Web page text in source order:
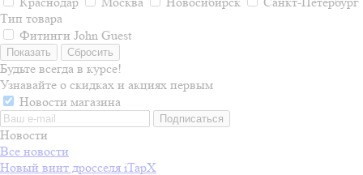
Тип товара
Фитинги John Guest
Сбросить
Будьте всегда в курсе!
Узнавайте о скидках и акциях первым
Новости магазина
Новости
Все новости
Новый винт дросселя iTapX